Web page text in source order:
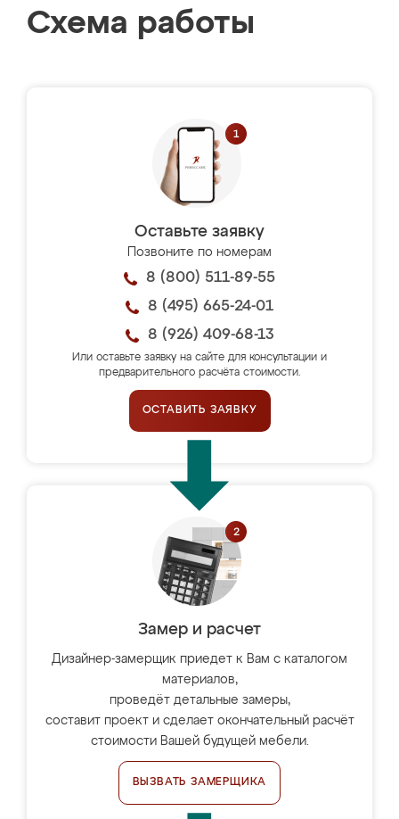
Схема работы
Оставьте заявку
Позвоните по номерам
8 (800) 511-89-55
8 (495) 665-24-01
8 (926) 409-68-13
Или оставьте заявку на сайте для консультации и
предварительного расчёта стоимости.
ОСТАВИТЬ ЗАЯВКУ
Замер и расчет
Дизайнер-замерщик приедет к Вам с каталогом
материалов,
проведёт детальные замеры,
составит проект и сделает окончательный расчёт
стоимости Вашей будущей мебели.
ВЫЗВАТЬ ЗАМЕРЩИКА